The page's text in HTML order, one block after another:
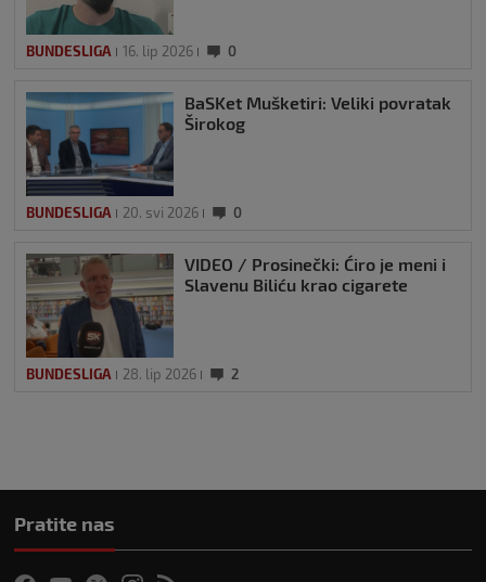
BUNDESLIGA 16. lip 2026 0
BaSKet Mušketiri: Veliki povratak
Širokog
BUNDESLIGA 20. svi 2026 0
VIDEO / Prosinečki: Ćiro je meni i
Slavenu Biliću krao cigarete
BUNDESLIGA 28. lip 2026 2
Pratite nas